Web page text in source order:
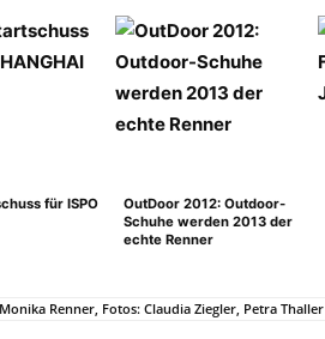
für ISPO
OutDoor 2012: Outdoor-
Schuhe werden 2013 der
echte Renner
Monika Renner, Fotos: Claudia Ziegler, Petra Thaller